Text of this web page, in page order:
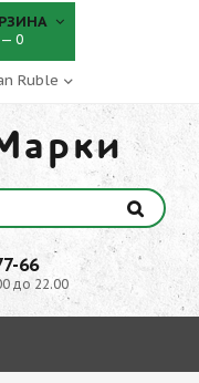
66
до 22.00
— 0